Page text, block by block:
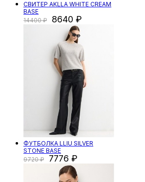
СВИТЕР AKLLA WHITE CREAM
BASE
14400
8640
ФУТБОЛКА LLIU SILVER
STONE BASE
9720
7776